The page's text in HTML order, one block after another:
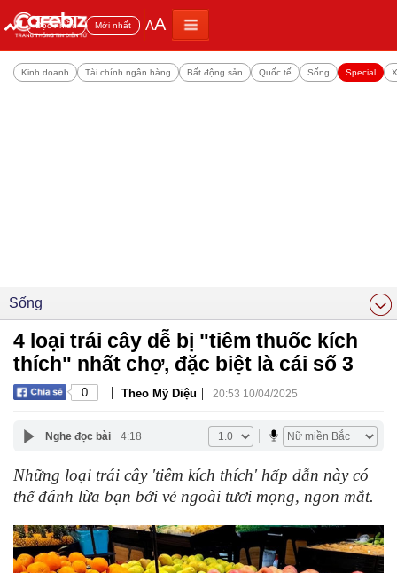
Đọc nhiều Mới nhất AA
Kinh doanh Tài chính ngân hàng Bất động sản Quốc tế Sống Special
Sống
4 loại trái cây dễ bị "tiêm thuốc kích
thích" nhất chợ, đặc biệt là cái số 3
0 | Theo Mỹ Diệu | 20:53 10/04/2025
Nghe đọc bài 4:18
Những loại trái cây 'tiêm kích thích' hấp dẫn này có
thể đánh lừa bạn bởi vẻ ngoài tươi mọng, ngon mắt.